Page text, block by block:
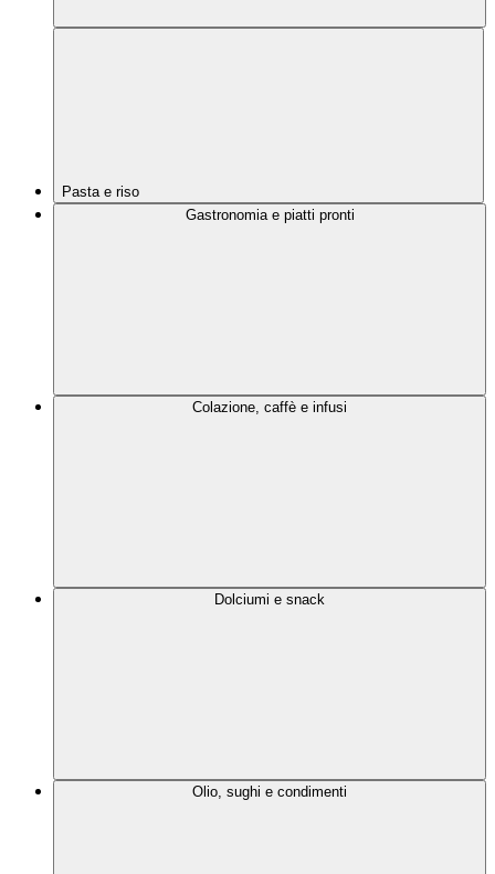
Pasta e riso
Gastronomia e piatti pronti
Colazione, caffè e infusi
Dolciumi e snack
Olio, sughi e condimenti